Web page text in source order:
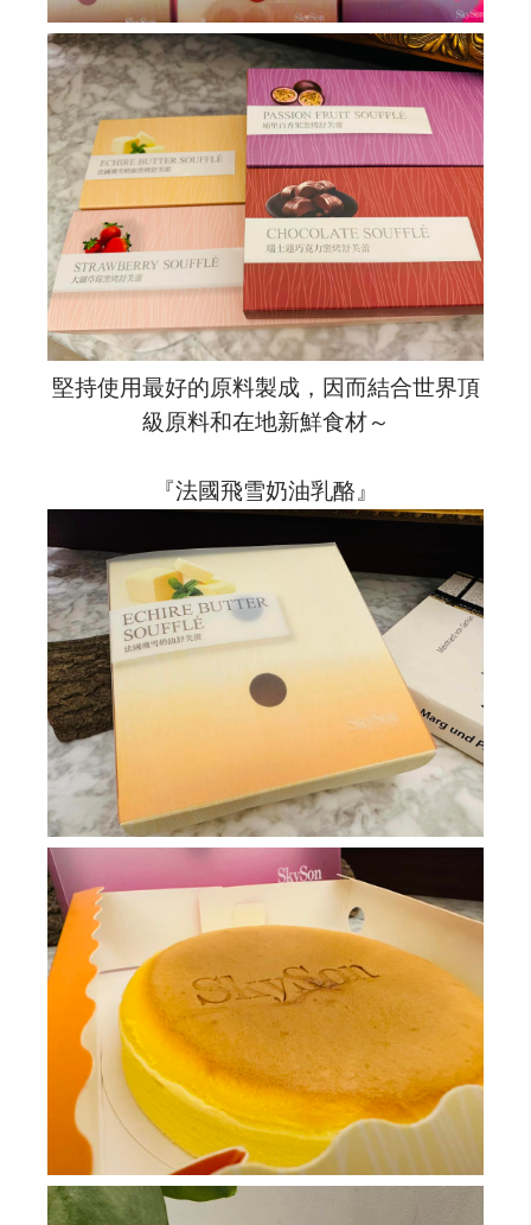
堅持使用最好的原料製成，因而結合世界頂
級原料和在地新鮮食材～
『法國飛雪奶油乳酪』